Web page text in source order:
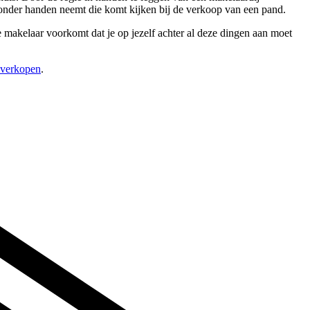
handen neemt die komt kijken bij de verkoop van een pand.
voorkomt dat je op jezelf achter al deze dingen aan moet
.